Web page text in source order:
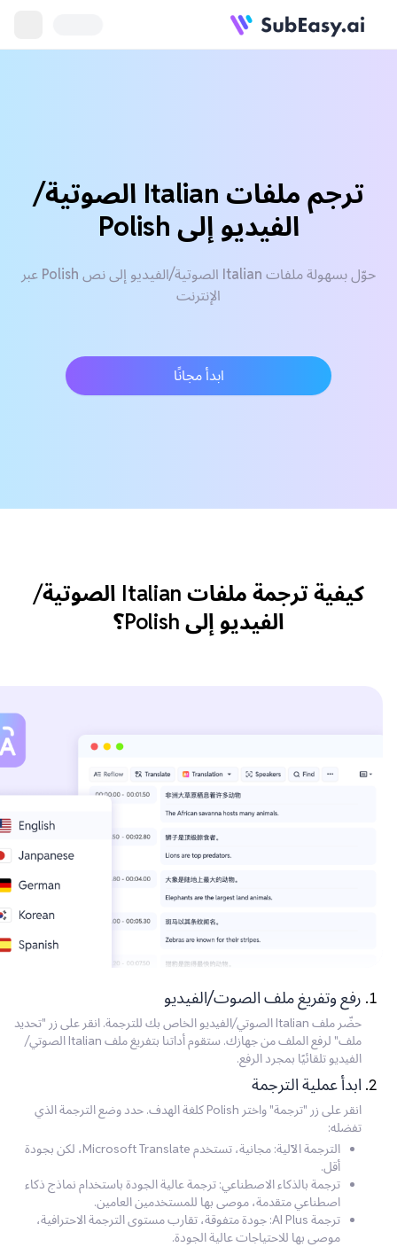
ترجم ملفات Italian الصوتية/
الفيديو إلى Polish
حوّل بسهولة ملفات Italian الصوتية/الفيديو إلى نص Polish عبر
الإنترنت
ابدأ مجانًا
كيفية ترجمة ملفات Italian الصوتية/
الفيديو إلى Polish؟
رفع وتفريغ ملف الصوت/الفيديو
حضّر ملف Italian الصوتي/الفيديو الخاص بك للترجمة. انقر على زر "تحديد
ملف" لرفع الملف من جهازك. ستقوم أداتنا بتفريغ ملف Italian الصوتي/
الفيديو تلقائيًا بمجرد الرفع.
ابدأ عملية الترجمة
انقر على زر "ترجمة" واختر Polish كلغة الهدف. حدد وضع الترجمة الذي
تفضله:
الترجمة الآلية: مجانية، تستخدم Microsoft Translate، لكن بجودة
أقل.
ترجمة بالذكاء الاصطناعي: ترجمة عالية الجودة باستخدام نماذج ذكاء
اصطناعي متقدمة، موصى بها للمستخدمين العامين.
ترجمة AI Plus: جودة متفوقة، تقارب مستوى الترجمة الاحترافية،
موصى بها للاحتياجات عالية الجودة.